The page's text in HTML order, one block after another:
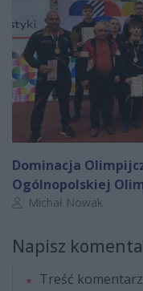
Dominacja
Ogólnopolskiej
Autor artykułu:
Michał Nowak
Napisz
Treść